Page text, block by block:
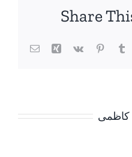
Share
کاظمی